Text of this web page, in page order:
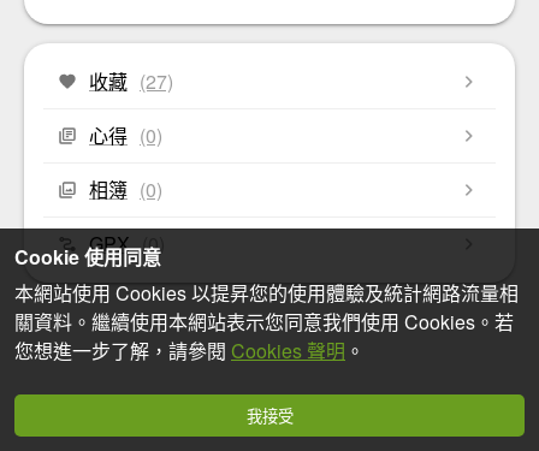
收藏 (27)
心得 (0)
相簿 (0)
GPX (0)
Cookie 使用同意
本網站使用 Cookies 以提昇您的使用體驗及統計網路流量相
關資料。繼續使用本網站表示您同意我們使用 Cookies。若
您想進一步了解，請參閱 Cookies 聲明 。
我接受